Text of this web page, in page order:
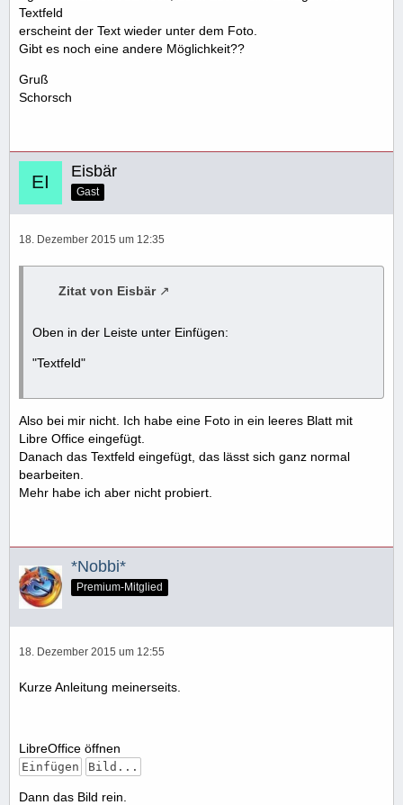
Textfeld
erscheint der Text wieder unter dem Foto.
Gibt es noch eine andere Möglichkeit??
Gruß
Schorsch
Eisbär
Gast
18. Dezember 2015 um 12:35
Zitat von Eisbär
Oben in der Leiste unter Einfügen:
"Textfeld"
Also bei mir nicht. Ich habe eine Foto in ein leeres Blatt mit
Libre Office eingefügt.
Danach das Textfeld eingefügt, das lässt sich ganz normal
bearbeiten.
Mehr habe ich aber nicht probiert.
*Nobbi*
Premium-Mitglied
18. Dezember 2015 um 12:55
Kurze Anleitung meinerseits.
LibreOffice öffnen
Einfügen Bild...
Dann das Bild rein.